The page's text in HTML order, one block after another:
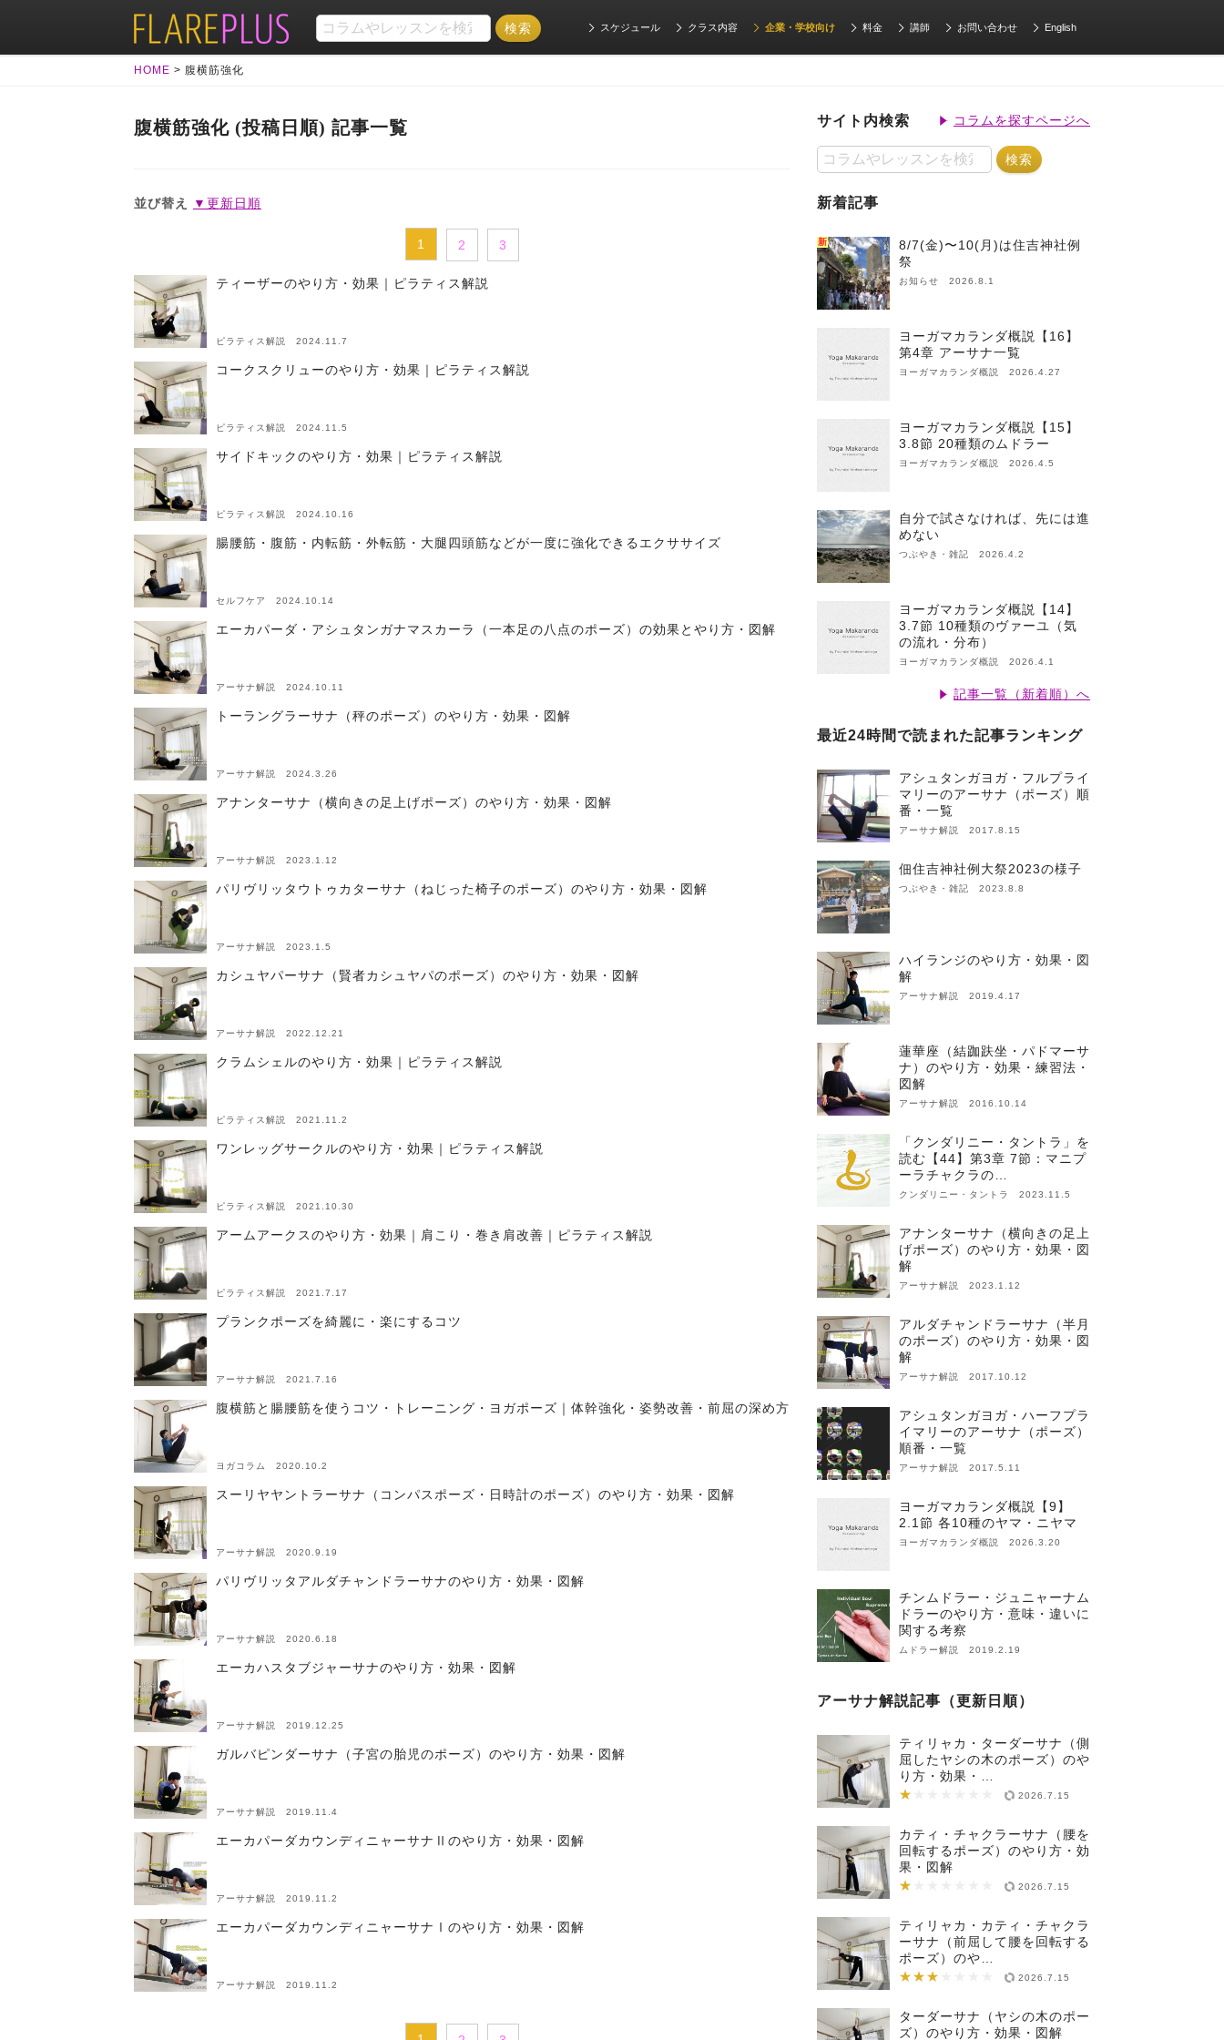
スケジュール クラス内容 企業・学校向け 料金 講師 お問い合わせ English
HOME > 腹横筋強化
腹横筋強化 (投稿日順) 記事一覧
並び替え ▼更新日順
1 2 3
ティーザーのやり方・効果｜ピラティス解説
ピラティス解説 2024.11.7
コークスクリューのやり方・効果｜ピラティス解説
ピラティス解説 2024.11.5
サイドキックのやり方・効果｜ピラティス解説
ピラティス解説 2024.10.16
腸腰筋・腹筋・内転筋・外転筋・大腿四頭筋などが一度に強化できるエクササイズ
セルフケア 2024.10.14
エーカパーダ・アシュタンガナマスカーラ（一本足の八点のポーズ）の効果とやり方・図解
アーサナ解説 2024.10.11
トーラングラーサナ（秤のポーズ）のやり方・効果・図解
アーサナ解説 2024.3.26
アナンターサナ（横向きの足上げポーズ）のやり方・効果・図解
アーサナ解説 2023.1.12
パリヴリッタウトゥカターサナ（ねじった椅子のポーズ）のやり方・効果・図解
アーサナ解説 2023.1.5
カシュヤパーサナ（賢者カシュヤパのポーズ）のやり方・効果・図解
アーサナ解説 2022.12.21
クラムシェルのやり方・効果｜ピラティス解説
ピラティス解説 2021.11.2
ワンレッグサークルのやり方・効果｜ピラティス解説
ピラティス解説 2021.10.30
アームアークスのやり方・効果｜肩こり・巻き肩改善｜ピラティス解説
ピラティス解説 2021.7.17
プランクポーズを綺麗に・楽にするコツ
アーサナ解説 2021.7.16
腹横筋と腸腰筋を使うコツ・トレーニング・ヨガポーズ｜体幹強化・姿勢改善・前屈の深め方
ヨガコラム 2020.10.2
スーリヤヤントラーサナ（コンパスポーズ・日時計のポーズ）のやり方・効果・図解
アーサナ解説 2020.9.19
パリヴリッタアルダチャンドラーサナのやり方・効果・図解
アーサナ解説 2020.6.18
エーカハスタブジャーサナのやり方・効果・図解
アーサナ解説 2019.12.25
ガルバピンダーサナ（子宮の胎児のポーズ）のやり方・効果・図解
アーサナ解説 2019.11.4
エーカパーダカウンディニャーサナⅡのやり方・効果・図解
アーサナ解説 2019.11.2
エーカパーダカウンディニャーサナⅠのやり方・効果・図解
アーサナ解説 2019.11.2
サイト内検索 コラムを探すページへ
新着記事
新
8/7(金)〜10(月)は住吉神社例
祭
お知らせ 2026.8.1
ヨーガマカランダ概説【16】
第4章 アーサナ一覧
ヨーガマカランダ概説 2026.4.27
ヨーガマカランダ概説【15】
3.8節 20種類のムドラー
ヨーガマカランダ概説 2026.4.5
自分で試さなければ、先には進
めない
つぶやき・雑記 2026.4.2
ヨーガマカランダ概説【14】
3.7節 10種類のヴァーユ（気
の流れ・分布）
ヨーガマカランダ概説 2026.4.1
記事一覧（新着順）へ
最近24時間で読まれた記事ランキング
アシュタンガヨガ・フルプライ
マリーのアーサナ（ポーズ）順
番・一覧
アーサナ解説 2017.8.15
佃住吉神社例大祭2023の様子
つぶやき・雑記 2023.8.8
ハイランジのやり方・効果・図
解
アーサナ解説 2019.4.17
蓮華座（結跏趺坐・パドマーサ
ナ）のやり方・効果・練習法・
図解
アーサナ解説 2016.10.14
「クンダリニー・タントラ」を
読む【44】第3章 7節：マニプ
ーラチャクラの…
クンダリニー・タントラ 2023.11.5
アナンターサナ（横向きの足上
げポーズ）のやり方・効果・図
解
アーサナ解説 2023.1.12
アルダチャンドラーサナ（半月
のポーズ）のやり方・効果・図
解
アーサナ解説 2017.10.12
アシュタンガヨガ・ハーフプラ
イマリーのアーサナ（ポーズ）
順番・一覧
アーサナ解説 2017.5.11
ヨーガマカランダ概説【9】
2.1節 各10種のヤマ・ニヤマ
ヨーガマカランダ概説 2026.3.20
チンムドラー・ジュニャーナム
ドラーのやり方・意味・違いに
関する考察
ムドラー解説 2019.2.19
アーサナ解説記事（更新日順）
ティリャカ・ターダーサナ（側
屈したヤシの木のポーズ）のや
り方・効果・…
★
★★★★★★★ 2026.7.15
カティ・チャクラーサナ（腰を
回転するポーズ）のやり方・効
果・図解
★
★★★★★★★ 2026.7.15
ティリャカ・カティ・チャクラ
ーサナ（前屈して腰を回転する
ポーズ）のや…
★★★
★★★★★★★ 2026.7.15
ターダーサナ（ヤシの木のポー
ズ）のやり方・効果・図解